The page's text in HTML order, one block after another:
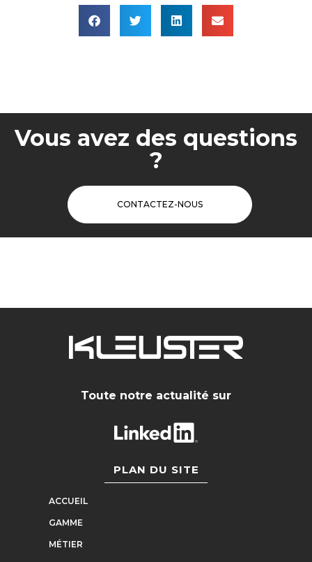
Vous avez des questions
?
CONTACTEZ-NOUS
Toute notre actualité sur
PLAN DU SITE
ACCUEIL
GAMME
MÉTIER